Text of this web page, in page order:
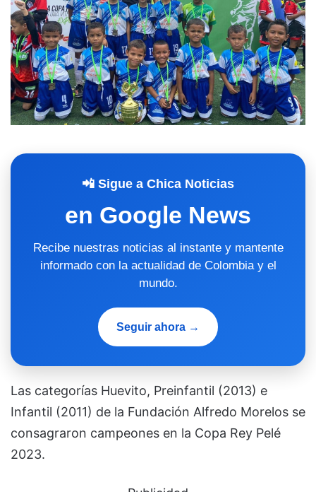
📲 Sigue a Chica Noticias
en Google News
Recibe nuestras noticias al instante y mantente
informado con la actualidad de Colombia y el
mundo.
Seguir ahora →
Las categorías Huevito, Preinfantil (2013) e
Infantil (2011) de la Fundación Alfredo Morelos se
consagraron campeones en la Copa Rey Pelé
2023.